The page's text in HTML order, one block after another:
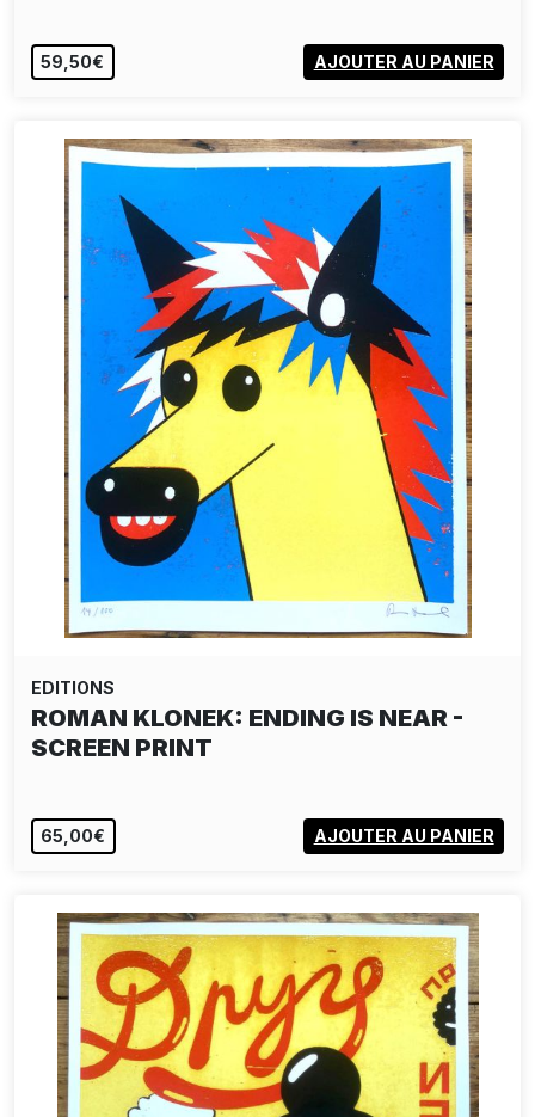
59,50€ AJOUTER AU PANIER
EDITIONS
ROMAN KLONEK: ENDING IS NEAR -
SCREEN PRINT
65,00€ AJOUTER AU PANIER